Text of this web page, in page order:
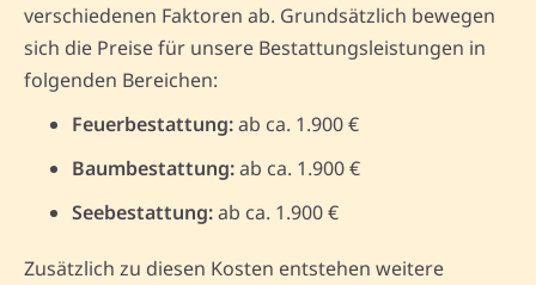
verschiedenen Faktoren ab. Grundsätzlich bewegen
sich die Preise für unsere Bestattungsleistungen in
folgenden Bereichen:
Feuerbestattung:ab ca. 1.900 €
Baumbestattung:ab ca. 1.900 €
Seebestattung:ab ca. 1.900 €
Zusätzlich zu diesen Kosten entstehen weitere